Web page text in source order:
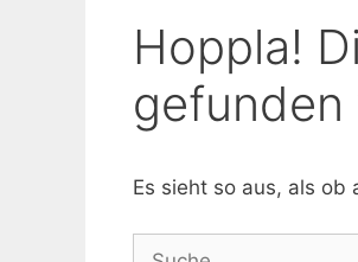
Hoppla!
gefunden
Es sieht so aus, als ob